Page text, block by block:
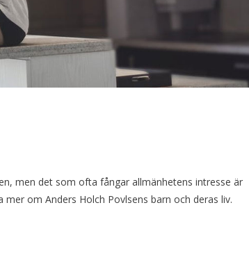
men det som ofta fångar allmänhetens intresse är
om Anders Holch Povlsens barn och deras liv.